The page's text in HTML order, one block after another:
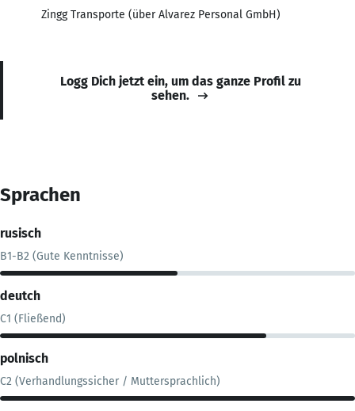
Zingg Transporte (über Alvarez Personal GmbH)
Logg Dich jetzt ein, um das ganze Profil zu
sehen.
Sprachen
rusisch
B1-B2 (Gute Kenntnisse)
deutch
C1 (Fließend)
polnisch
C2 (Verhandlungssicher / Muttersprachlich)